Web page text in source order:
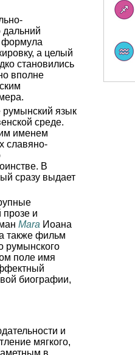
дальний
формула
а целый
становились
вполне
румынский язык
среде.
именем
славяно-
В
сразу выдает
прозе и
Mara Иоана
также фильм
румынского
поле имя
биографии,
и
мягкого,
в